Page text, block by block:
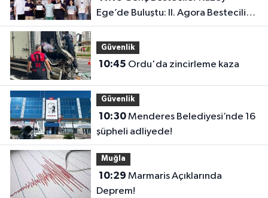
Ege’de Buluştu: II. Agora Bestecilik
Kampı Başladı
Güvenlik
10:45 Ordu'da zincirleme kaza
Güvenlik
10:30Menderes Belediyesi’nde 16
şüpheli adliyede!
Muğla
10:29
Deprem!